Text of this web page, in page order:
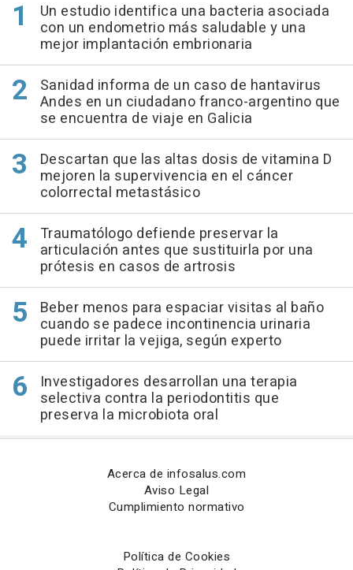
Un estudio identifica una bacteria asociada
con un endometrio más saludable y una
mejor implantación embrionaria
Sanidad informa de un caso de hantavirus
Andes en un ciudadano franco-argentino que
se encuentra de viaje en Galicia
Descartan que las altas dosis de vitamina D
mejoren la supervivencia en el cáncer
colorrectal metastásico
Traumatólogo defiende preservar la
articulación antes que sustituirla por una
prótesis en casos de artrosis
Beber menos para espaciar visitas al baño
cuando se padece incontinencia urinaria
puede irritar la vejiga, según experto
Investigadores desarrollan una terapia
selectiva contra la periodontitis que
preserva la microbiota oral
Acerca de infosalus.com
Aviso Legal
Cumplimiento normativo
Política de Cookies